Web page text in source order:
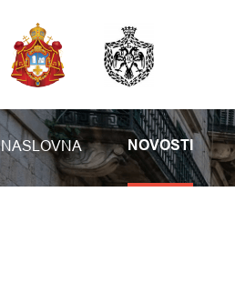
NASLOVNA NOVOSTI